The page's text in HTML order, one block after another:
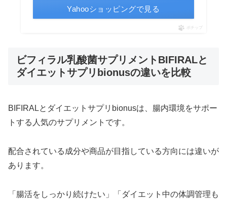
Yahooショッピングで見る
ポチップ
ビフィラル乳酸菌サプリメントBIFIRALと
ダイエットサプリbionusの違いを比較
BIFIRALとダイエットサプリbionusは、腸内環境をサポー
トする人気のサプリメントです。
配合されている成分や商品が目指している方向には違いが
あります。
「腸活をしっかり続けたい」「ダイエット中の体調管理も